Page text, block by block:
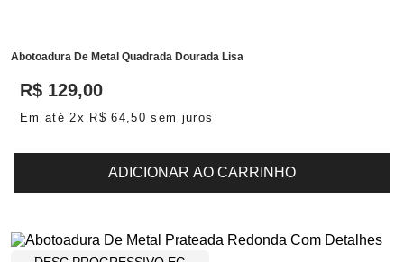
Abotoadura De Metal Quadrada Dourada Lisa
R$ 129,00
Em até2x R$ 64,50 sem juros
ADICIONAR AO CARRINHO